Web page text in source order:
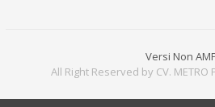
Versi Non
All Right Reserved by CV. METRO